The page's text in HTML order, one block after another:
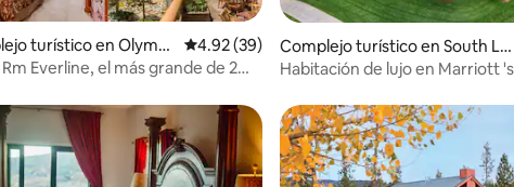
4.86 de 5, 118 reseñas
turístico en Olympi
Calificación promedio: 4.92 de 5, 39 reseñas
4.92 (39)
Everline, el más grande de 2
final
Complejo turístico en South La
ke Tahoe
Habitación de lujo en Marriott